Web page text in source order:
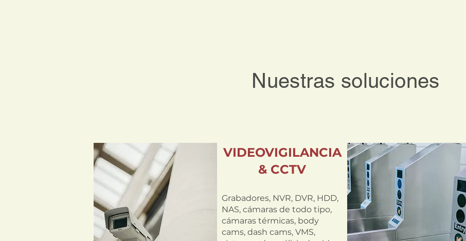
Nuestras soluciones
VIDEOVIGILANCIA
& CCTV
Grabadores, NVR, DVR, HDD,
NAS, cámaras de todo tipo,
cámaras térmicas, body
cams, dash cams, VMS,